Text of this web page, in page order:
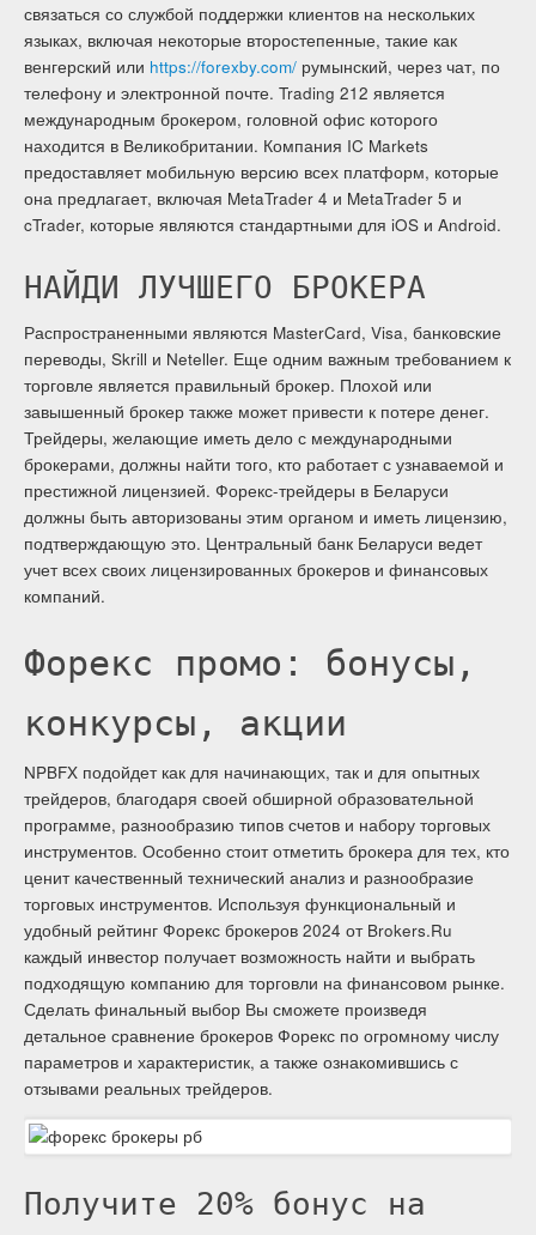
связаться со службой поддержки клиентов на нескольких
языках, включая некоторые второстепенные, такие как
венгерский или https://forexby.com/ румынский, через чат, по
телефону и электронной почте. Trading 212 является
международным брокером, головной офис которого
находится в Великобритании. Компания IC Markets
предоставляет мобильную версию всех платформ, которые
она предлагает, включая MetaTrader 4 и MetaTrader 5 и
cTrader, которые являются стандартными для iOS и Android.
НАЙДИ ЛУЧШЕГО БРОКЕРА
Распространенными являются MasterCard, Visa, банковские
переводы, Skrill и Neteller. Еще одним важным требованием к
торговле является правильный брокер. Плохой или
завышенный брокер также может привести к потере денег.
Трейдеры, желающие иметь дело с международными
брокерами, должны найти того, кто работает с узнаваемой и
престижной лицензией. Форекс-трейдеры в Беларуси
должны быть авторизованы этим органом и иметь лицензию,
подтверждающую это. Центральный банк Беларуси ведет
учет всех своих лицензированных брокеров и финансовых
компаний.
Форекс промо: бонусы,
конкурсы, акции
NPBFX подойдет как для начинающих, так и для опытных
трейдеров, благодаря своей обширной образовательной
программе, разнообразию типов счетов и набору торговых
инструментов. Особенно стоит отметить брокера для тех, кто
ценит качественный технический анализ и разнообразие
торговых инструментов. Используя функциональный и
удобный рейтинг Форекс брокеров 2024 от Brokers.Ru
каждый инвестор получает возможность найти и выбрать
подходящую компанию для торговли на финансовом рынке.
Сделать финальный выбор Вы сможете произведя
детальное сравнение брокеров Форекс по огромному числу
параметров и характеристик, а также ознакомившись с
отзывами реальных трейдеров.
Получите 20% бонус на